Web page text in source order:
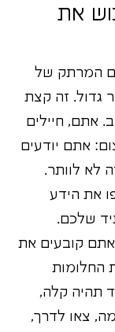
את
המרתק של
גדול. זה קצת
אתם, חיילים
אתם יודעים
לא לוותר.
את הידע
שלכם.
קובעים את
החלומות
תהיה קלה,
צאו לדרך,